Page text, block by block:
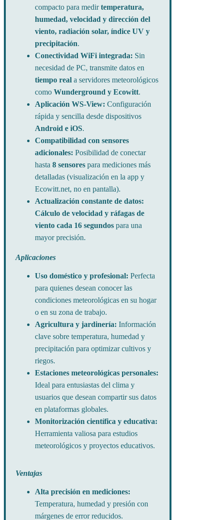
compacto para medirtemperatura,
humedad, velocidad y dirección del
viento, radiación solar, índice UV y
precipitación.
Conectividad WiFi integrada: Sin
necesidad de PC, transmite datos en
tiempo real a servidores meteorológicos
como Wunderground y Ecowitt.
Aplicación WS-View: Configuración
rápida y sencilla desde dispositivos
Android e iOS.
Compatibilidad con sensores
adicionales: Posibilidad de conectar
hasta 8 sensores para mediciones más
detalladas (visualización en la app y
Ecowitt.net, no en pantalla).
Actualización constante de datos:
Cálculo de velocidad y ráfagas de
viento cada 16 segundos para una
mayor precisión.
Aplicaciones
Uso doméstico y profesional: Perfecta
para quienes desean conocer las
condiciones meteorológicas en su hogar
o en su zona de trabajo.
Agricultura y jardinería: Información
clave sobre temperatura, humedad y
precipitación para optimizar cultivos y
riegos.
Estaciones meteorológicas personales:
Ideal para entusiastas del clima y
usuarios que desean compartir sus datos
en plataformas globales.
Monitorización científica y educativa:
Herramienta valiosa para estudios
meteorológicos y proyectos educativos.
Ventajas
Alta precisión en mediciones:
Temperatura, humedad y presión con
márgenes de error reducidos.